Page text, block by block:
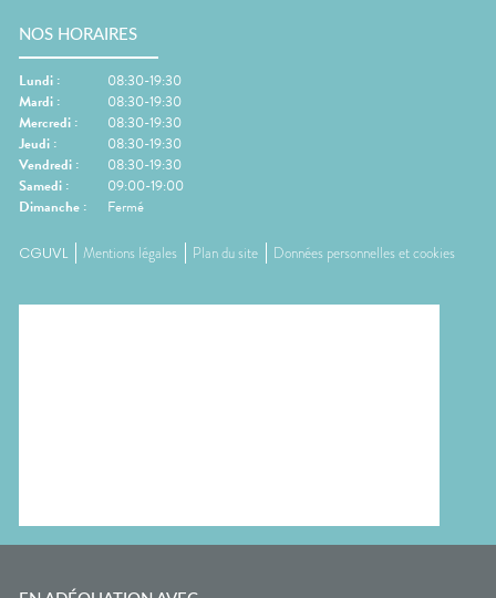
NOS HORAIRES
Lundi :
08:30-19:30
Mardi :
08:30-19:30
Mercredi :
08:30-19:30
Jeudi :
08:30-19:30
Vendredi :
08:30-19:30
Samedi :
09:00-19:00
Dimanche : Fermé
CGUVL Mentions légales Plan du site Données personnelles et cookies